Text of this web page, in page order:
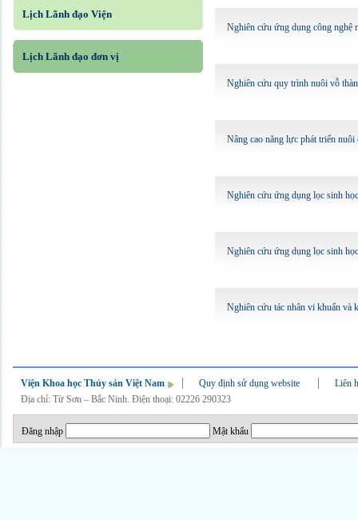
Lịch Lãnh đạo Viện
Lịch Lãnh đạo đơn vị
Nghiên cứu ứng dụng công nghệ
Nghiên cứu quy trình nuôi vỗ
Nâng cao năng lực phát triển
Nghiên cứu ứng dụng lọc sinh
Nghiên cứu ứng dụng lọc sinh
Nghiên cứu tác nhân vi khuẩn và
Viện Khoa học Thủy sản Việt Nam Quy định sử dụng website
Liên
Địa chỉ: Từ Sơn – Bắc Ninh. Điện thoại: 02226 290323
Đăng nhập Mật khẩu